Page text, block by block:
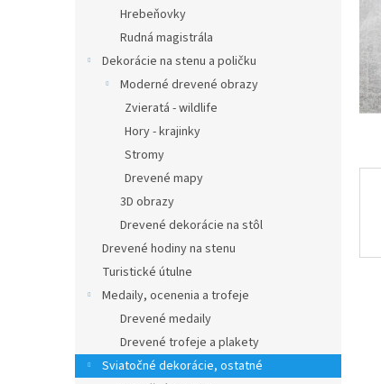
Hrebeňovky
Rudná magistrála
Dekorácie na stenu a poličku
Moderné drevené obrazy
Zvieratá - wildlife
Hory - krajinky
Stromy
Drevené mapy
3D obrazy
Drevené dekorácie na stôl
Drevené hodiny na stenu
Turistické útulne
Medaily, ocenenia a trofeje
Drevené medaily
Drevené trofeje a plakety
Sviatočné dekorácie, ostatné